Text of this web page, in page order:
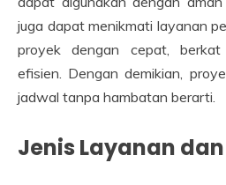
juga dapat menikmati layanan
proyek dengan cepat,
efisien. Dengan demikian,
jadwal tanpa hambatan berarti.
Jenis Layanan